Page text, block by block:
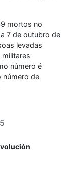
mortos no
7 de outubro de
levadas
militares
número é
número de